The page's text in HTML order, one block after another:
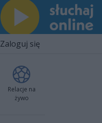
Zaloguj się
Relacje na
żywo